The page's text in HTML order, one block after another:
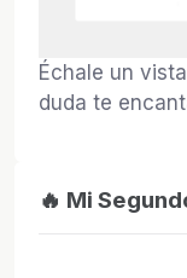
Échale un
duda te
🔥 Mi